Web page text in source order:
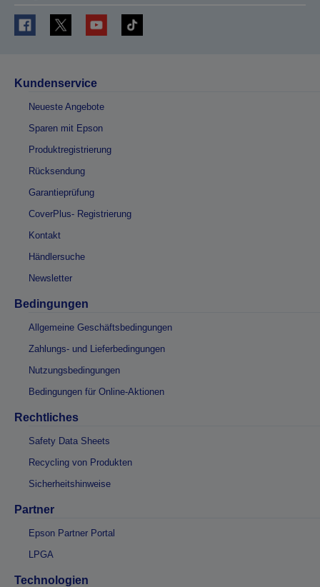
Kundenservice
Neueste Angebote
Sparen mit Epson
Produktregistrierung
Rücksendung
Garantieprüfung
CoverPlus- Registrierung
Kontakt
Händlersuche
Newsletter
Bedingungen
Allgemeine Geschäftsbedingungen
Zahlungs- und Lieferbedingungen
Nutzungsbedingungen
Bedingungen für Online-Aktionen
Rechtliches
Safety Data Sheets
Recycling von Produkten
Sicherheitshinweise
Partner
Epson Partner Portal
LPGA
Technologien